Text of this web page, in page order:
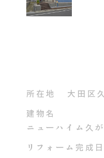
所在地
大田区
建物名
ニューハイム久
リフォーム完成日